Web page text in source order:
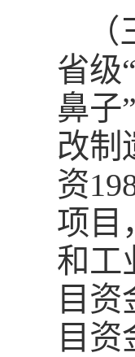
省级
鼻子
改制
资
项目
和工
目
目